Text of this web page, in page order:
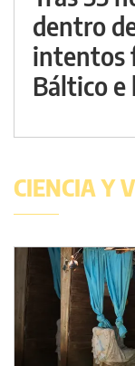
dentro
intentos
Báltico
CIENCIA Y